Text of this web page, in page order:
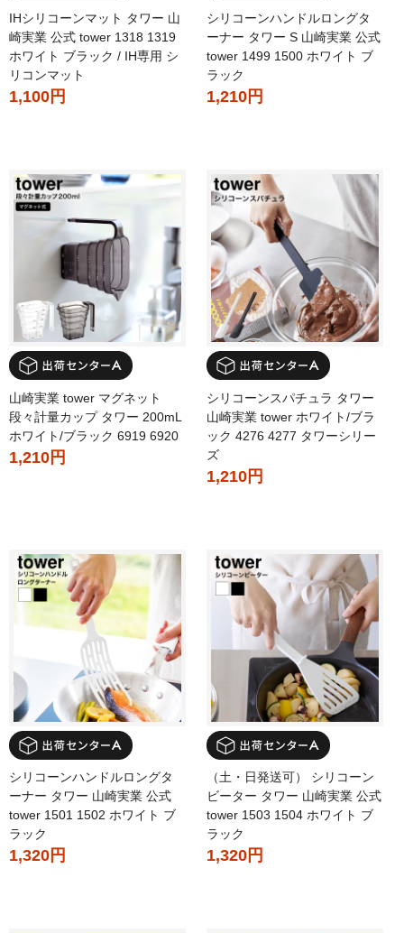
IHシリコーンマット タワー 山
崎実業 公式 tower 1318 1319
ホワイト ブラック / IH専用 シ
リコンマット
1,100円
シリコーンハンドルロングタ
ーナー タワー S 山崎実業 公式
tower 1499 1500 ホワイト ブ
ラック
1,210円
山崎実業 tower マグネット
段々計量カップ タワー 200mL
ホワイト/ブラック 6919 6920
1,210円
シリコーンスパチュラ タワー
山崎実業 tower ホワイト/ブラ
ック 4276 4277 タワーシリー
ズ
1,210円
シリコーンハンドルロングタ
ーナー タワー 山崎実業 公式
tower 1501 1502 ホワイト ブ
ラック
1,320円
（土・日発送可） シリコーン
ビーター タワー 山崎実業 公式
tower 1503 1504 ホワイト ブ
ラック
1,320円